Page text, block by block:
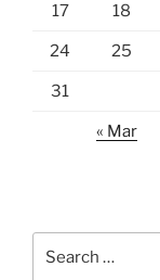
17 18
24 25
31
« Mar